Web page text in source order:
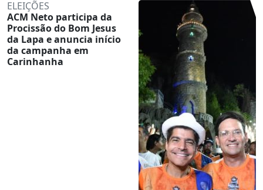
ELEIÇÕES
ACM Neto participa da
Procissão do Bom Jesus
da Lapa e anuncia início
da campanha em
Carinhanha